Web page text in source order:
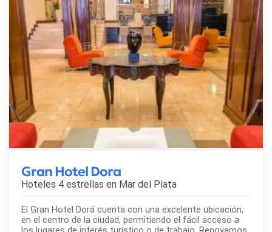
Gran Hotel Dora
Hoteles 4 estrellas en Mar del Plata
El Gran Hotel Dorá cuenta con una excelente ubicación,
en el centro de la ciudad, permitiendo el fácil acceso a